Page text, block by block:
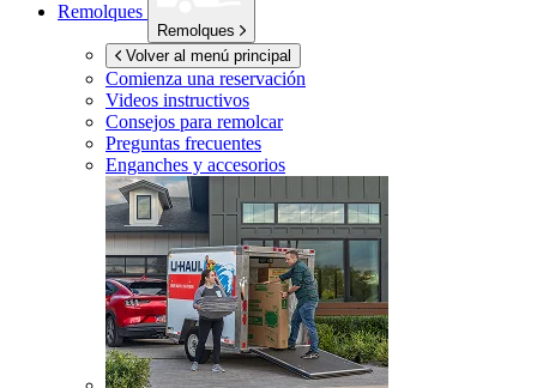
Remolques
Remolques
Volver al menú principal
Comienza una reservación
Videos instructivos
Consejos para remolcar
Preguntas frecuentes
Enganches y accesorios